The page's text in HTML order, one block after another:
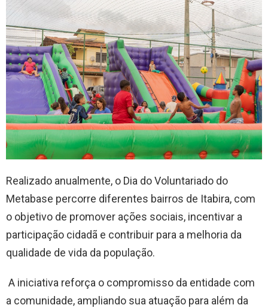
Realizado anualmente, o Dia do Voluntariado do
Metabase percorre diferentes bairros de Itabira, com
o objetivo de promover ações sociais, incentivar a
participação cidadã e contribuir para a melhoria da
qualidade de vida da população.
A iniciativa reforça o compromisso da entidade com
a comunidade, ampliando sua atuação para além da